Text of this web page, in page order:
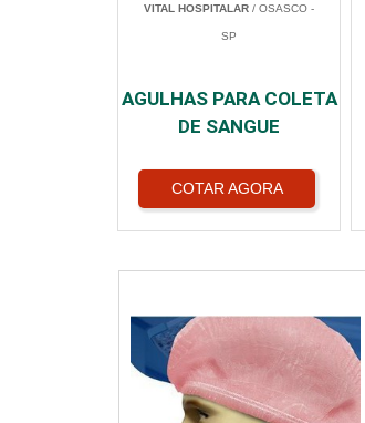
VITAL HOSPITALAR / OSASCO -
SP
AGULHAS PARA COLETA
DE SANGUE
COTAR AGORA